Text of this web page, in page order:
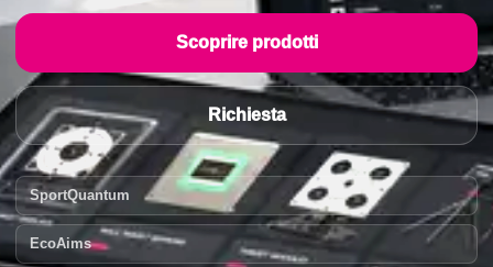
Scoprire prodotti
Richiesta
SportQuantum
EcoAims